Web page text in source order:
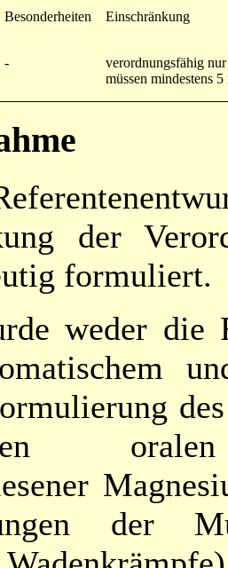
Besonderheiten Einschränkung
-
verordnungsfähig
müssen mindestens
der
formuliert.
weder die
oralen
der